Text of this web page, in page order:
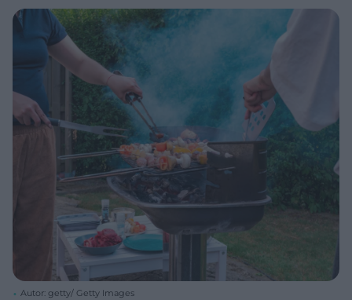
Autor: getty/ Getty Images